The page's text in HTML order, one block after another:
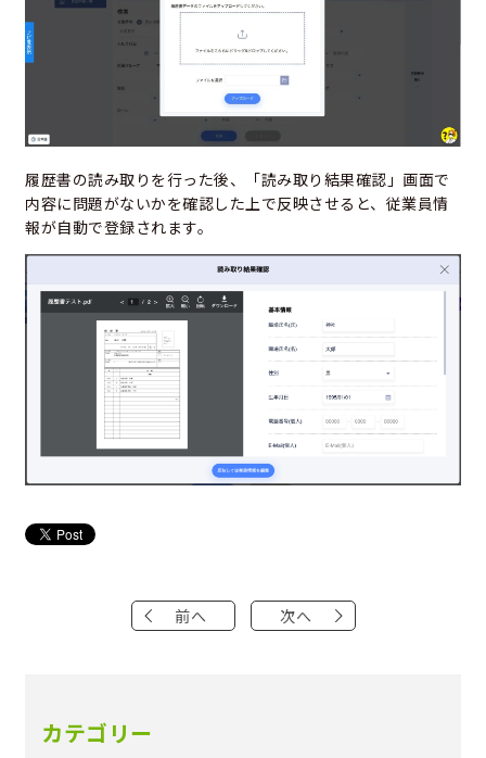
履歴書の読み取りを行った後、「読み取り結果確認」画面で
内容に問題がないかを確認した上で反映させると、従業員情
報が自動で登録されます。
前へ 次へ
カテゴリー